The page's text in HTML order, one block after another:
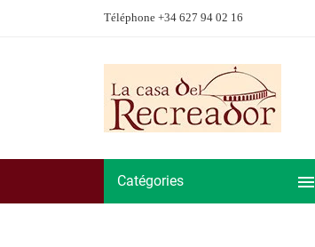
Téléphone +34 627 94 02 16
Catégories 